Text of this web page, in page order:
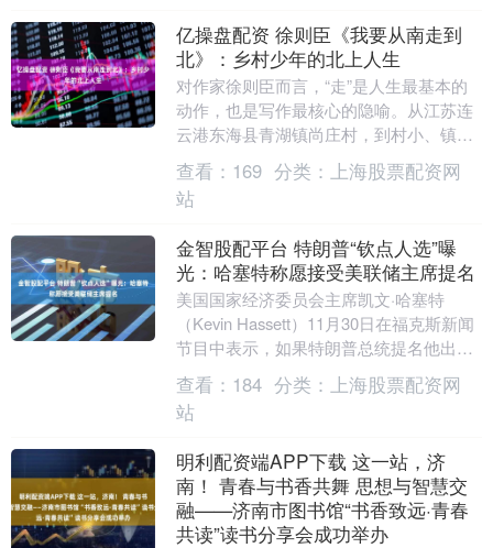
亿操盘配资 徐则臣《我要从南走到
北》：乡村少年的北上人生
对作家徐则臣而言，“走”是人生最基本的
动作，也是写作最核心的隐喻。从江苏连
云港东海县青湖镇尚庄村，到村小、镇上
初中、县城高中，再到淮安、南京、北京
——他一路北上....
查看： 169 分类： 上海股票配资网
站
金智股配平台 特朗普“钦点人选”曝
光：哈塞特称愿接受美联储主席提名
美国国家经济委员会主席凯文·哈塞特
（Kevin Hassett）11月30日在福克斯新闻
节目中表示，如果特朗普总统提名他出任
美联储主席，他会欣然接受。同日，特
朗....
查看： 184 分类： 上海股票配资网
站
明利配资端APP下载 这一站，济
南！ 青春与书香共舞 思想与智慧交
融——济南市图书馆“书香致远·青春
共读”读书分享会成功举办